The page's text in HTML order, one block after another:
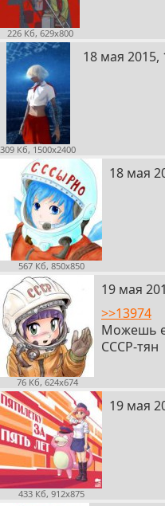
226 Кб, 629x800
309 Кб, 1500x2400
9
18 мая 2015,
567 Кб, 850x850
10
18 мая
76 Кб, 624x674
11
19 мая
>>13974
Можешь
СССР-тян
433 Кб, 912x875
12
19 мая